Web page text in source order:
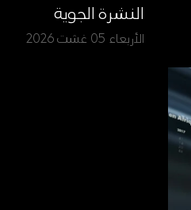
النشرة الجوية
الأربعاء 05 غشت 2026